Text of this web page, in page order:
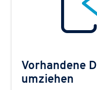
Vorhandene
umziehen